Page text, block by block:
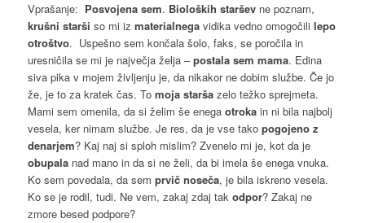
Vprašanje: Posvojena sem. Bioloških starševne poznam,
krušni starši so mi iz materialnegavidika vedno omogočili lepo
otroštvo. Uspešno sem končala šolo, faks, se poročila in
uresničila se mi je največja želja –postala sem mama. Edina
siva pika v mojem življenju je, da nikakor ne dobim službe. Če jo
že, je to za kratek čas. To moja staršazelo težko sprejmeta.
Mami sem omenila, da si želim še enega otrokain ni bila najbolj
vesela, ker nimam službe. Je res, da je vse tako pogojeno z
denarjem? Kaj naj si sploh mislim? Zvenelo mi je, kot da je
obupalanad mano in da si ne želi, da bi imela še enega vnuka.
Ko sem povedala, da sem prvič noseča, je bila iskreno vesela.
Ko se je rodil, tudi. Ne vem, zakaj zdaj tak odpor? Zakaj ne
zmore besed podpore?